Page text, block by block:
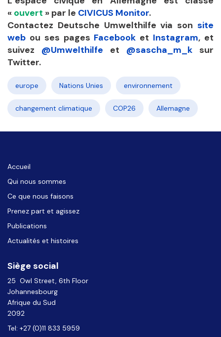
« ouvert » par le CIVICUS Monitor.
Contactez Deutsche Umwelthilfe via son site
web ou ses pages Facebook et Instagram, et
suivez @Umwelthilfe et @sascha_m_k sur
Twitter.
europe Nations Unies environnement
changement climatique COP26 Allemagne
Accueil
Qui nous sommes
Ce que nous faisons
Prenez part et agissez
Publications
Actualités et histoires
Siège social
25 Owl Street, 6th Floor
Johannesbourg
Afrique du Sud
2092
Tel: +27 (0)11 833 5959